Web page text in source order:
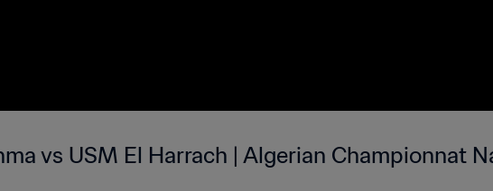
vs USM El Harrach | Algerian Championnat